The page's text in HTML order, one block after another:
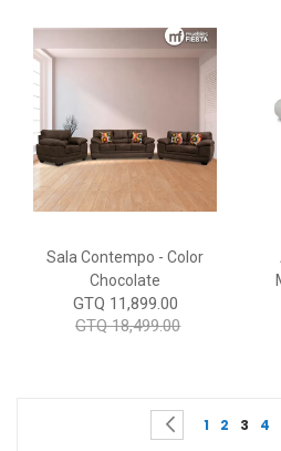
Sala Contempo - Color
Chocolate
GTQ 11,899.00
GTQ 18,499.00
Page Page
Previous
Page
1 Page
2 3 4